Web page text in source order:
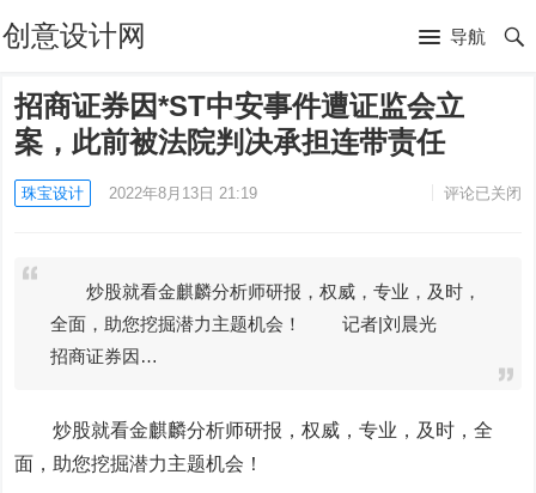
创意设计网 导航
招商证券因*ST中安事件遭证监会立
案，此前被法院判决承担连带责任
珠宝设计 2022年8月13日 21:19 评论已关闭
炒股就看金麒麟分析师研报，权威，专业，及时，
全面，助您挖掘潜力主题机会！ 记者|刘晨光
招商证券因…
炒股就看金麒麟分析师研报，权威，专业，及时，全
面，助您挖掘潜力主题机会！